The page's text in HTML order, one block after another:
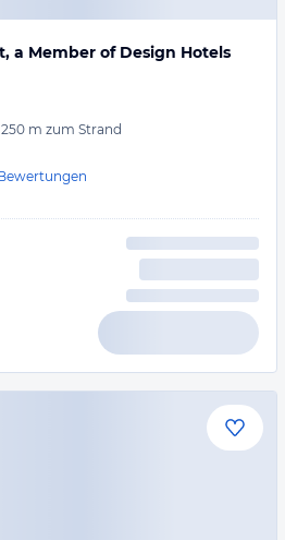
a Member of Design Hotels
250 m zum Strand